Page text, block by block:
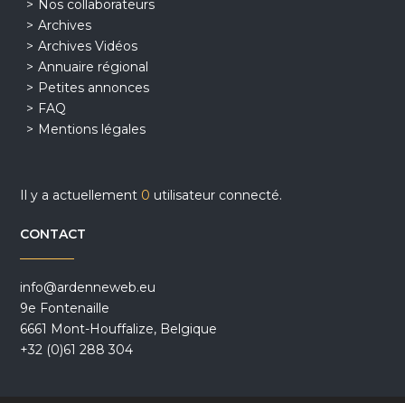
Nos collaborateurs
Archives
Archives Vidéos
Annuaire régional
Petites annonces
FAQ
Mentions légales
Il y a actuellement 0 utilisateur connecté.
CONTACT
info@ardenneweb.eu
9e Fontenaille
6661 Mont-Houffalize, Belgique
+32 (0)61 288 304